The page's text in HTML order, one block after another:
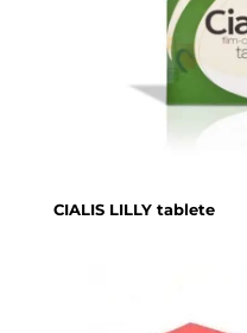
CIALIS LILLY tablete